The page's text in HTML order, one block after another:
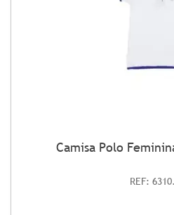
Camisa Polo
REF: